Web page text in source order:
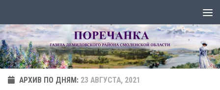
АРХИВ ПО ДНЯМ: 23 АВГУСТА, 2021